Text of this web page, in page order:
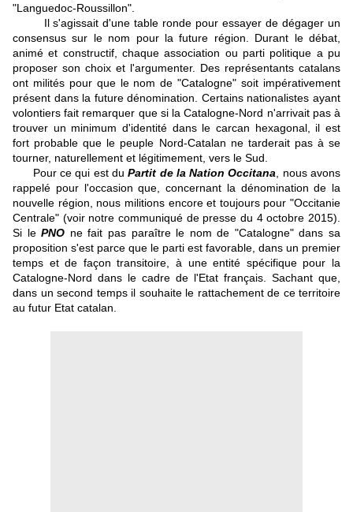
"Languedoc-Roussillon".
Il s'agissait d'une table ronde pour essayer de dégager un
consensus sur le nom pour la future région. Durant le débat,
animé et constructif, chaque association ou parti politique a pu
proposer son choix et l'argumenter. Des représentants catalans
ont milités pour que le nom de "Catalogne" soit impérativement
présent dans la future dénomination. Certains nationalistes ayant
volontiers fait remarquer que si la Catalogne-Nord n'arrivait pas à
trouver un minimum d'identité dans le carcan hexagonal, il est
fort probable que le peuple Nord-Catalan ne tarderait pas à se
tourner, naturellement et légitimement, vers le Sud.
Pour ce qui est duPartit de la Nation Occitana , nous avons
rappelé pour l'occasion que, concernant la dénomination de la
nouvelle région, nous militions encore et toujours pour "Occitanie
Centrale" (voir notre communiqué de presse du 4 octobre 2015).
Si lePNO ne fait pas paraître le nom de "Catalogne" dans sa
proposition s'est parce que le parti est favorable, dans un premier
temps et de façon transitoire, à une entité spécifique pour la
Catalogne-Nord dans le cadre de l'Etat français. Sachant que,
dans un second temps il souhaite le rattachement de ce territoire
au futur Etat catalan.